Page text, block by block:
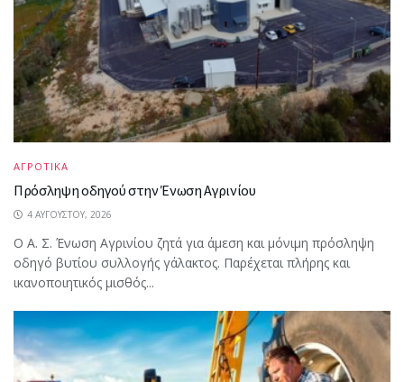
ΑΓΡΟΤΙΚΑ
Πρόσληψη οδηγού στην Ένωση Αγρινίου
4 ΑΥΓΟΎΣΤΟΥ, 2026
Ο Α. Σ. Ένωση Αγρινίου ζητά για άμεση και μόνιμη πρόσληψη
οδηγό βυτίου συλλογής γάλακτος. Παρέχεται πλήρης και
ικανοποιητικός μισθός...